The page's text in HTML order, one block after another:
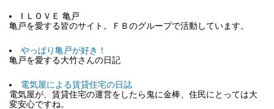
I ＬＯＶＥ 亀戸
亀戸を愛する皆のサイト。ＦＢのグループで活動しています。
やっぱり亀戸が好き！
亀戸を愛する大竹さんの日記
電気屋による賃貸住宅の日誌
電気屋が、賃貸住宅の運営をしたら鬼に金棒、住民にとっては大
変安心ですね。